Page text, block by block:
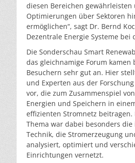
diesen Bereichen gewährleisten
Optimierungen über Sektoren
ermöglichen“, sagt Dr. Bernd
Dezentrale Energie Systeme bei
Die Sonderschau Smart
das gleichnamige Forum kamen
Besuchern sehr gut an. Hier
und Experten aus der
vor, die zum Zusammenspiel
Energien und Speichern in
effizienten Stromnetz beitragen.
Thema war dabei besonders
Technik, die Stromerzeugung
analysiert, optimiert und
Einrichtungen vernetzt.